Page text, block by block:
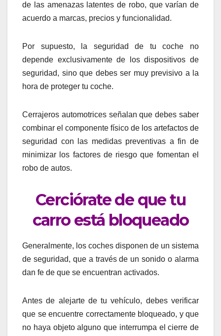
de las amenazas latentes de robo, que varían de
acuerdo a marcas, precios y funcionalidad.
Por supuesto, la seguridad de tu coche no
depende exclusivamente de los dispositivos de
seguridad, sino que debes ser muy previsivo a la
hora de proteger tu coche.
Cerrajeros automotrices señalan que debes saber
combinar el componente físico de los artefactos de
seguridad con las medidas preventivas a fin de
minimizar los factores de riesgo que fomentan el
robo de autos.
Cerciórate de que tu
carro está bloqueado
Generalmente, los coches disponen de un sistema
de seguridad, que a través de un sonido o alarma
dan fe de que se encuentran activados.
Antes de alejarte de tu vehículo, debes verificar
que se encuentre correctamente bloqueado, y que
no haya objeto alguno que interrumpa el cierre de